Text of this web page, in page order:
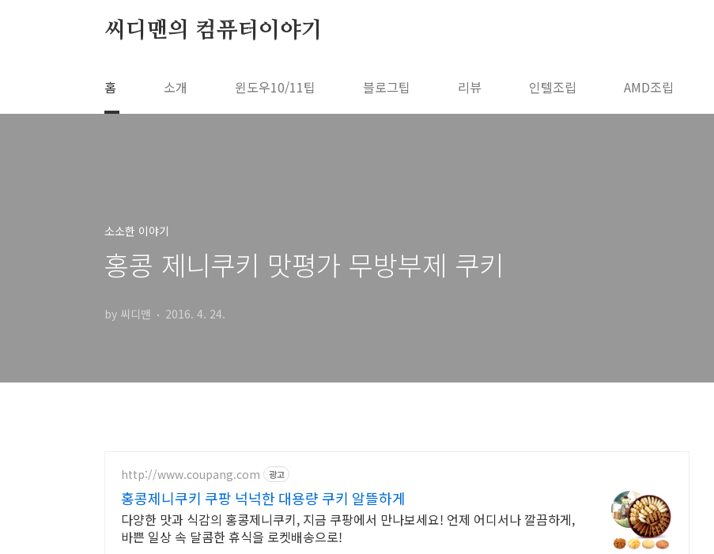
씨디맨의 컴퓨터이야기
홈 소개 윈도우10/11팁 블로그팁 리뷰 인텔조립 AMD조립
소소한 이야기
홍콩 제니쿠키 맛평가 무방부제 쿠키
by 씨디맨 2016. 4. 24.
http://www.coupang.com 광고
홍콩제니쿠키 쿠팡 넉넉한 대용량 쿠키 알뜰하게
다양한 맛과 식감의 홍콩제니쿠키, 지금 쿠팡에서 만나보세요! 언제 어디서나 깔끔하게,
바쁜 일상 속 달콤한 휴식을 로켓배송으로!